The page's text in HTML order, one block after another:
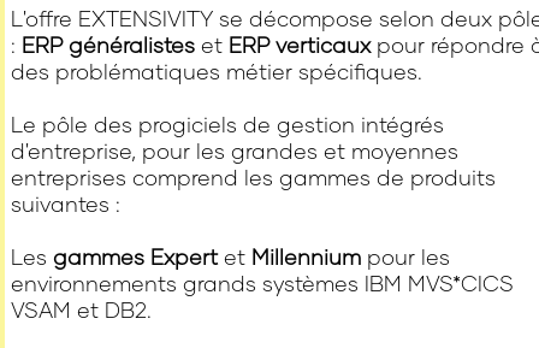
L'offre EXTENSIVITY se décompose selon deux
: ERP généralisteset ERP verticauxpour répondre
des problématiques métier spécifiques.
Le pôle des progiciels de gestion intégrés
d'entreprise, pour les grandes et moyennes
entreprises comprend les gammes de produits
suivantes :
Les gammes Expertet Millenniumpour les
environnements grands systèmes IBM MVS*CICS
VSAM et DB2.